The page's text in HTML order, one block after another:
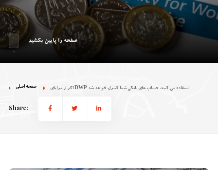
صفحه را پایین بکشید
صفحه اصلی اگر از مزایای DWP استفاده می کنید، حساب های بانکی شما کنترل خواهد شد
Share: